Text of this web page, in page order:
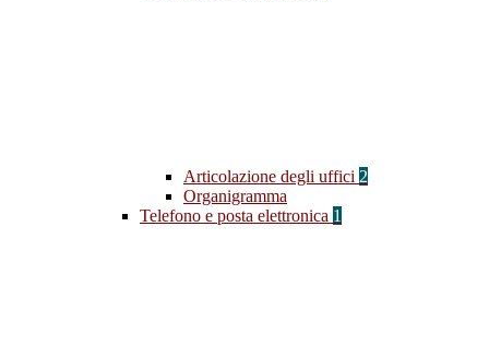
Articolazione degli uffici 2
Organigramma
Telefono e posta elettronica 1